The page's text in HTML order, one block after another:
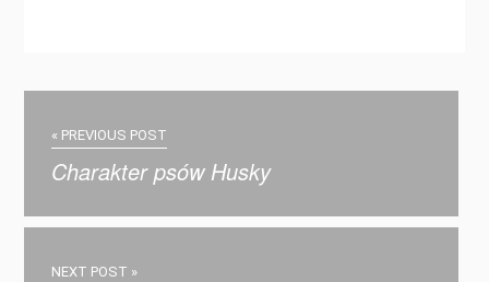
« PREVIOUS POST
Charakter psów Husky
NEXT POST »